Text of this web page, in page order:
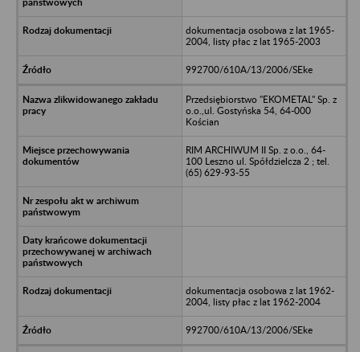
dokumentacja osobowa z lat 1965-
2004, listy płac z lat 1965-2003
992700/610A/13/2006/SEke
Przedsiębiorstwo "EKOMETAL" Sp. z
o.o.,ul. Gostyńska 54, 64-000
Kościan
RIM ARCHIWUM II Sp. z o.o., 64-
100 Leszno ul. Spółdzielcza 2 ; tel.
(65) 629-93-55
dokumentacja osobowa z lat 1962-
2004, listy płac z lat 1962-2004
992700/610A/13/2006/SEke